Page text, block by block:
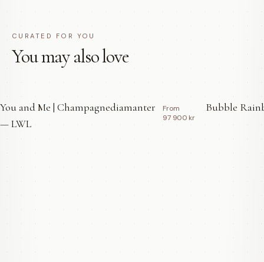
CURATED FOR YOU
You may also love
You and Me | Champagnediamanter
— LWL
From
97 900 kr
Bubble